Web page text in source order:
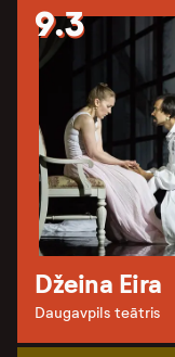
9.3
Džeina Eira
Daugavpils teātris